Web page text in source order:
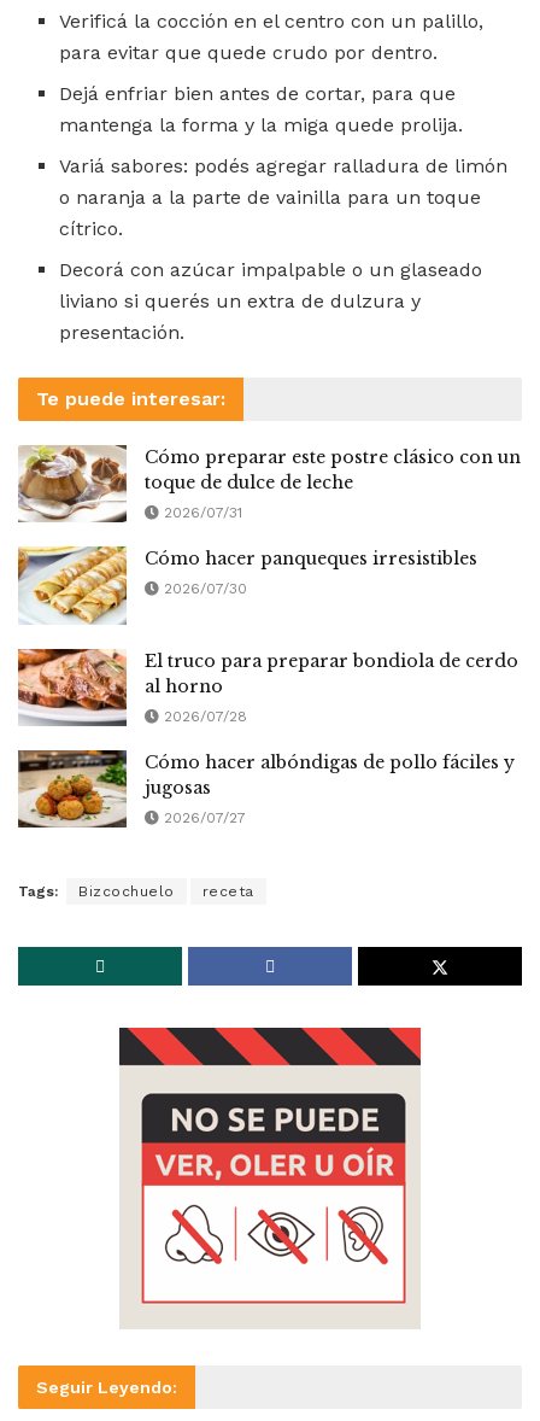
Verificá la cocción en el centro con un palillo,
para evitar que quede crudo por dentro.
Dejá enfriar bien antes de cortar, para que
mantenga la forma y la miga quede prolija.
Variá sabores: podés agregar ralladura de limón
o naranja a la parte de vainilla para un toque
cítrico.
Decorá con azúcar impalpable o un glaseado
liviano si querés un extra de dulzura y
presentación.
Te puede interesar:
Cómo preparar este postre clásico con un
toque de dulce de leche
2026/07/31
Cómo hacer panqueques irresistibles
2026/07/30
El truco para preparar bondiola de cerdo
al horno
2026/07/28
Cómo hacer albóndigas de pollo fáciles y
jugosas
2026/07/27
Tags: Bizcochuelo receta
Seguir Leyendo: